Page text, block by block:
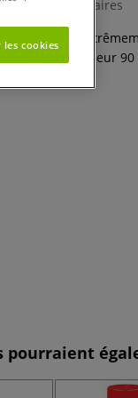
0 Commentaires
papier
Epaisseur
pourraient
cookies